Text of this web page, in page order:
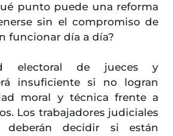
punto puede una reforma
sin el compromiso de
funcionar día a día?
electoral de jueces y
insuficiente si no logran
moral y técnica frente a
Los trabajadores judiciales
decidir si están